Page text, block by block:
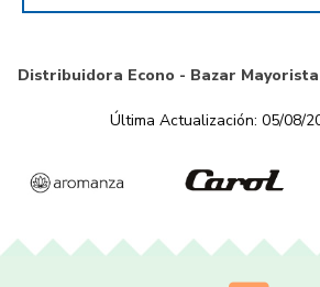
Distribuidora Econo - Bazar
Última Actualización: 05/08/